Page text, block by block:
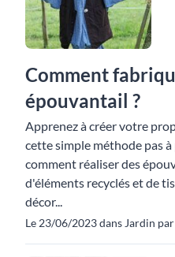
Comment
épouvantail ?
Apprenez à créer votre
cette simple méthode pas
comment réaliser des
d'éléments recyclés et de
décor...
Le 23/06/2023 dans Jardin